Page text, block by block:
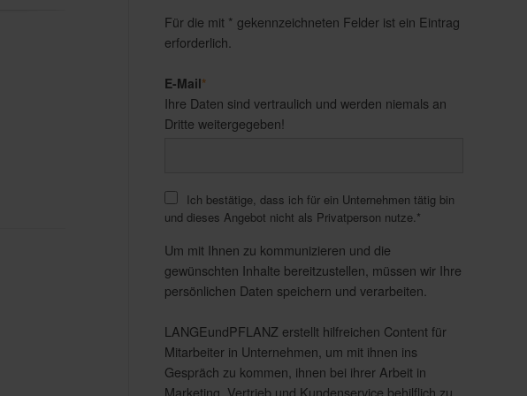
Für die mit * gekennzeichneten Felder ist ein Eintrag
erforderlich.
E-Mail*
Ihre Daten sind vertraulich und werden niemals an
Dritte weitergegeben!
Ich bestätige, dass ich für ein Unternehmen tätig bin
und dieses Angebot nicht als Privatperson nutze.*
Um mit Ihnen zu kommunizieren und die
gewünschten Inhalte bereitzustellen, müssen wir Ihre
persönlichen Daten speichern und verarbeiten.
LANGEundPFLANZ erstellt hilfreichen Content für
Mitarbeiter in Unternehmen, um mit ihnen ins
Gespräch zu kommen, ihnen bei ihrer Arbeit in